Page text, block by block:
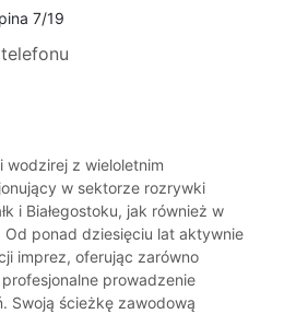
7/19
wodzirej z wieloletnim
w sektorze rozrywki
i Białegostoku, jak również w
Od ponad dziesięciu lat aktywnie
imprez, oferując zarówno
prowadzenie
Swoją ścieżkę zawodową